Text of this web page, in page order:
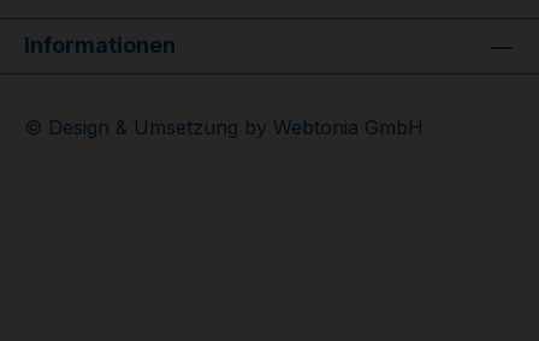
Informationen
© Design & Umsetzung by Webtonia GmbH